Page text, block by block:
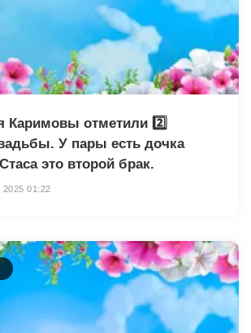
Каримовы отметили 2️⃣
У пары есть дочка
это второй брак.
01:22